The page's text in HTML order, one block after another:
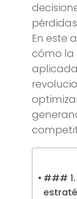
En este
cómo la
### 1.